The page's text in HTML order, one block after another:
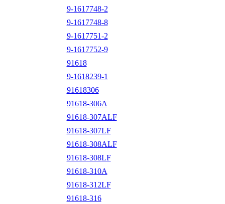
9-1617748-2
9-1617748-8
9-1617751-2
9-1617752-9
91618
9-1618239-1
91618306
91618-306A
91618-307ALF
91618-307LF
91618-308ALF
91618-308LF
91618-310A
91618-312LF
91618-316